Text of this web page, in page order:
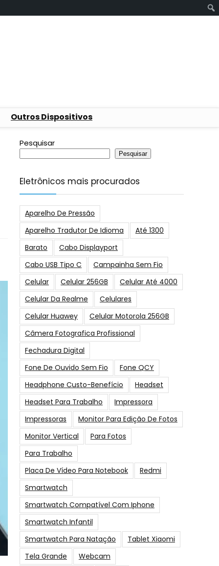
Outros Dispositivos
Pesquisar
Pesquisar
Eletrônicos mais procurados
Aparelho De Pressão
Aparelho Tradutor De Idioma
Até 1300
Barato
Cabo Displayport
Cabo USB Tipo C
Campainha Sem Fio
Celular
Celular 256GB
Celular Até 4000
Celular Da Realme
Celulares
Celular Huawey
Celular Motorola 256GB
Câmera Fotografica Profissional
Fechadura Digital
Fone De Ouvido Sem Fio
Fone QCY
Headphone Custo-Benefício
Headset
Headset Para Trabalho
Impressora
Impressoras
Monitor Para Edição De Fotos
Monitor Vertical
Para Fotos
Para Trabalho
Placa De Vídeo Para Notebook
Redmi
Smartwatch
Smartwatch Compatível Com Iphone
Smartwatch Infantil
Smartwatch Para Natação
Tablet Xiaomi
Tela Grande
Webcam